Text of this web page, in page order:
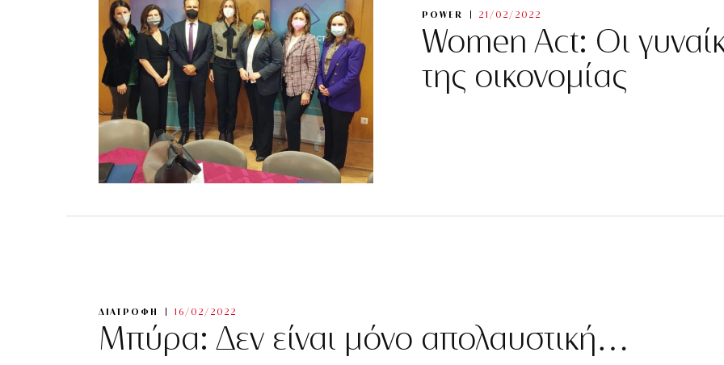
POWER 21/02/2022
Women Act: Οι
της οικονομίας
ΔΙΑΤΡΟΦΗ 16/02/2022
Μπύρα: Δεν είναι μόνο απολαυστική…